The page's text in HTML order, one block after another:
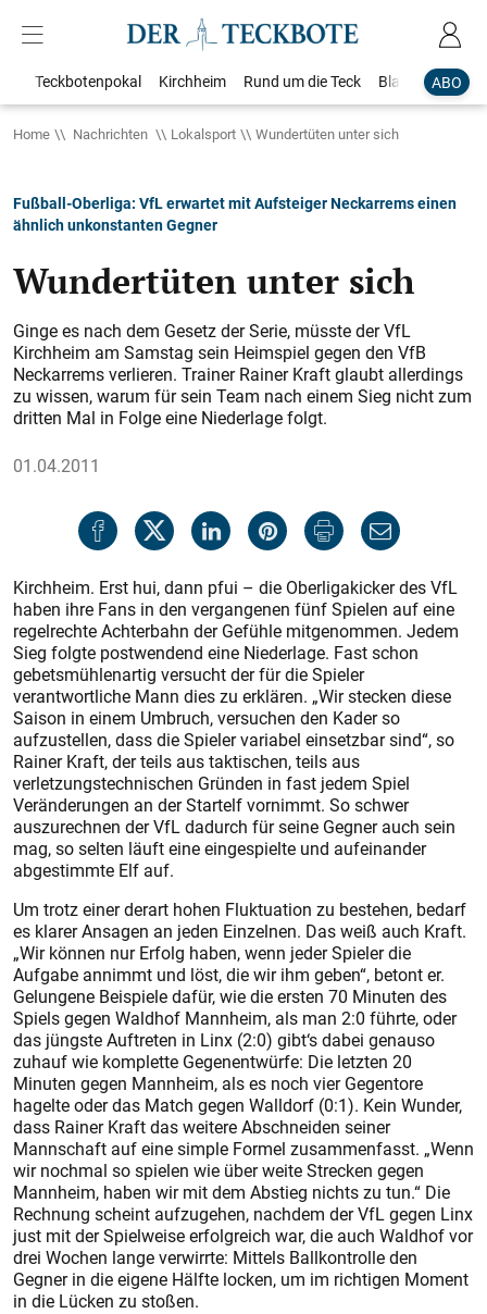
ABO
Teckbotenpokal Kirchheim Rund um die Teck Blaulicht
Home Nachrichten Lokalsport Wundertüten unter sich
Fußball-Oberliga: VfL erwartet mit Aufsteiger Neckarrems einen
ähnlich unkonstanten Gegner
Wundertüten unter sich
Ginge es nach dem Gesetz der Serie, müsste der VfL
Kirchheim am Samstag sein Heimspiel gegen den VfB
Neckarrems verlieren. Trainer Rainer Kraft glaubt allerdings
zu wissen, warum für sein Team nach einem Sieg nicht zum
dritten Mal in Folge eine Niederlage folgt.
01.04.2011
Kirchheim. Erst hui, dann pfui – die Oberligakicker des VfL
haben ihre Fans in den vergangenen fünf Spielen auf eine
regelrechte Achterbahn der Gefühle mitgenommen. Jedem
Sieg folgte postwendend eine Niederlage. Fast schon
gebetsmühlenartig versucht der für die Spieler
verantwortliche Mann dies zu erklären. „Wir stecken diese
Saison in einem Umbruch, versuchen den Kader so
aufzustellen, dass die Spieler variabel einsetzbar sind“, so
Rainer Kraft, der teils aus taktischen, teils aus
verletzungstechnischen Gründen in fast jedem Spiel
Veränderungen an der Startelf vornimmt. So schwer
auszurechnen der VfL dadurch für seine Gegner auch sein
mag, so selten läuft eine eingespielte und aufeinander
abgestimmte Elf auf.
Um trotz einer derart hohen Fluktuation zu bestehen, bedarf
es klarer Ansagen an jeden Einzelnen. Das weiß auch Kraft.
„Wir können nur Erfolg haben, wenn jeder Spieler die
Aufgabe annimmt und löst, die wir ihm geben“, betont er.
Gelungene Beispiele dafür, wie die ersten 70 Minuten des
Spiels gegen Waldhof Mannheim, als man 2:0 führte, oder
das jüngste Auftreten in Linx (2:0) gibt‘s dabei genauso
zuhauf wie komplette Gegenentwürfe: Die letzten 20
Minuten gegen Mannheim, als es noch vier Gegentore
hagelte oder das Match gegen Walldorf (0:1). Kein Wunder,
dass Rainer Kraft das weitere Abschneiden seiner
Mannschaft auf eine simple Formel zusammenfasst. „Wenn
wir nochmal so spielen wie über weite Strecken gegen
Mannheim, haben wir mit dem Abstieg nichts zu tun.“ Die
Rechnung scheint aufzugehen, nachdem der VfL gegen Linx
just mit der Spielweise erfolgreich war, die auch Waldhof vor
drei Wochen lange verwirrte: Mittels Ballkontrolle den
Gegner in die eigene Hälfte locken, um im richtigen Moment
in die Lücken zu stoßen.